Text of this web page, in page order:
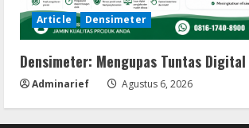
Article Densimeter
Densimeter: Mengupas Tuntas
Adminarief Agustus 6, 2026